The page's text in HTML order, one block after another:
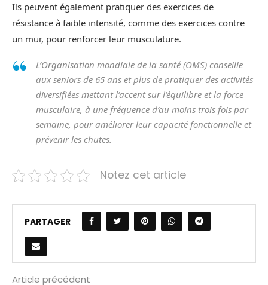
Ils peuvent également pratiquer des exercices de
résistance à faible intensité, comme des exercices contre
un mur, pour renforcer leur musculature.
L’Organisation mondiale de la santé (OMS) conseille
aux seniors de 65 ans et plus de pratiquer des activités
diversifiées mettant l’accent sur l’équilibre et la force
musculaire, à une fréquence d’au moins trois fois par
semaine, pour améliorer leur capacité fonctionnelle et
prévenir les chutes.
Notez cet article
PARTAGER
Article précédent